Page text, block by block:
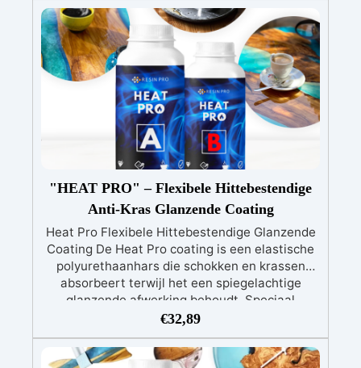
"HEAT PRO" – Flexibele Hittebestendige
Anti-Kras Glanzende Coating
Heat Pro Flexibele Hittebestendige Glanzende
Coating De Heat Pro coating is een elastische
polyurethaanhars die schokken en krassen
absorbeert terwijl het een spiegelachtige
glanzende afwerking behoudt. Speciaal
ontworpen voor epoxyharsprojecten zoals
extreme hittebestendigheid tot 200°C—ideaal
€32,89